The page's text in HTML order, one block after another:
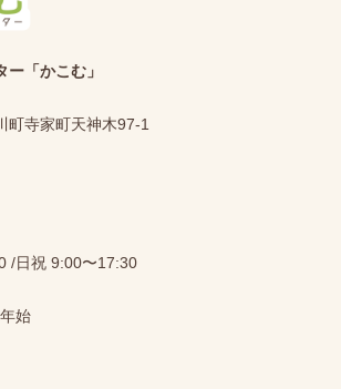
「かこむ」
町寺家町天神木97-1
/日祝 9:00〜17:30
始